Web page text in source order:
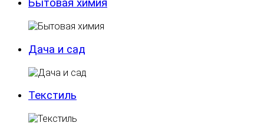
Бытовая химия
Дача и сад
Текстиль